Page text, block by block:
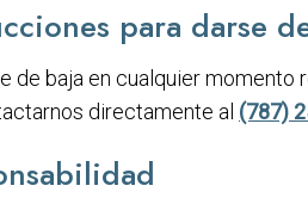
para darse
de baja en cualquier momento
directamente al (787)